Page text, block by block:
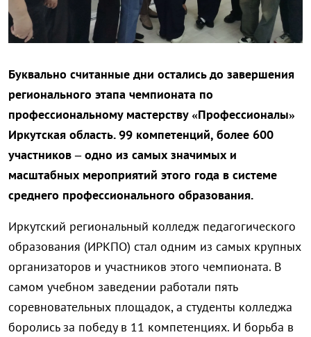
Буквально считанные дни остались до завершения
регионального этапа чемпионата по
профессиональному мастерству «Профессионалы»
Иркутская область. 99 компетенций, более 600
участников – одно из самых значимых и
масштабных мероприятий этого года в системе
среднего профессионального образования.
Иркутский региональный колледж педагогического
образования (ИРКПО) стал одним из самых крупных
организаторов и участников этого чемпионата. В
самом учебном заведении работали пять
соревновательных площадок, а студенты колледжа
боролись за победу в 11 компетенциях. И борьба в